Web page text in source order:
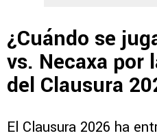
¿Cuándo se
vs. Necaxa por
del Clausura
El Clausura 2026 ha